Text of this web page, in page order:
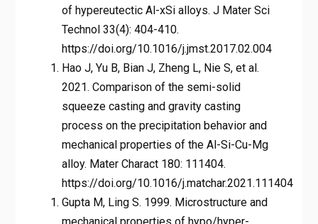
of hypereutectic Al-xSi alloys. J Mater Sci
Technol 33(4): 404-410.
https://doi.org/10.1016/j.jmst.2017.02.004
Hao J, Yu B, Bian J, Zheng L, Nie S, et al.
2021. Comparison of the semi-solid
squeeze casting and gravity casting
process on the precipitation behavior and
mechanical properties of the Al-Si-Cu-Mg
alloy. Mater Charact 180: 111404.
https://doi.org/10.1016/j.matchar.2021.111404
Gupta M, Ling S. 1999. Microstructure and